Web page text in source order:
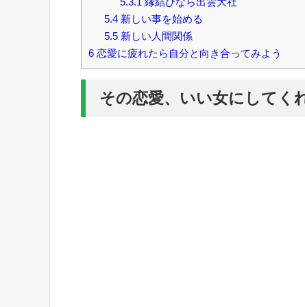
5.4新しい事を始める
5.5新しい人間関係
6 恋愛に疲れたら自分と向き合ってみよう
その恋愛、いい女にしてく